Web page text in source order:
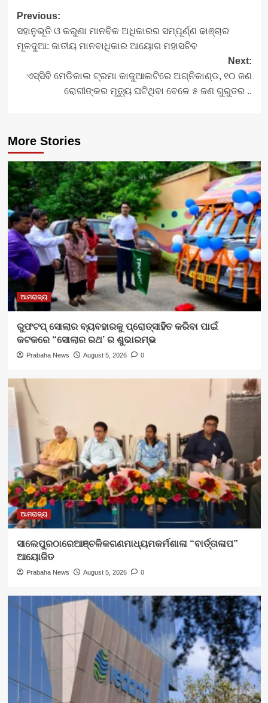
Post
navigation
Previous:
ସହାନୁଭୂତି ଓ କରୁଣା ମାନବିକ ଅଧିକାରର ସମ୍ପୂର୍ଣ୍ଣ ଢାଞ୍ଚାର
ମୂଳଦୁଆ: ଜାତୀୟ ମାନବାଧିକାର ଆୟୋଗ ମହାସଚିବ
Next:
ଏସ୍‌ସିବି ମେଡିକାଲ ଟ୍ରମା କାଜୁଆଲଟିରେ ଅଗ୍ନିକାଣ୍ଡ, ୧୦ ଜଣ
ରୋଗୀଙ୍କର ମୃତ୍ୟୁ ଘଟିଥିବା ବେଳେ ୫ ଜଣ ଗୁରୁତର ..
More Stories
ଆମରାଜ୍ୟ
ରୁଫଟପ୍ ସୋଲାର ବ୍ୟବହାରକୁ ପ୍ରୋତ୍ସାହିତ କରିବା ପାଇଁ
କଟକରେ “ସୋଲାର ରଥ’ ର ଶୁଭାରମ୍ଭ
Prabaha News August 5, 2026 0
ଆମରାଜ୍ୟ
ସାଲେପୁରଠାରେଆଞ୍ଚଳିକଗଣମାଧ୍ୟମକର୍ମଶାଳା “ବାର୍ତ୍ତାଳାପ”
ଆୟୋଜିତ
Prabaha News August 5, 2026 0